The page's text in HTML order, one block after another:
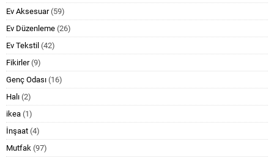
Ev Aksesuar(59)
Ev Düzenleme (26)
Ev Tekstil (42)
Fikirler(9)
Genç Odası (16)
Halı (2)
ikea (1)
İnşaat (4)
Mutfak (97)